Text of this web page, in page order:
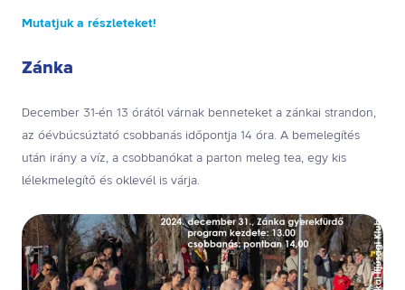
Mutatjuk a részleteket!
Zánka
December 31-én 13 órától várnak benneteket a zánkai strandon,
az óévbúcsúztató csobbanás időpontja 14 óra. A bemelegítés
után irány a víz, a csobbanókat a parton meleg tea, egy kis
lélekmelegítő és oklevél is várja.